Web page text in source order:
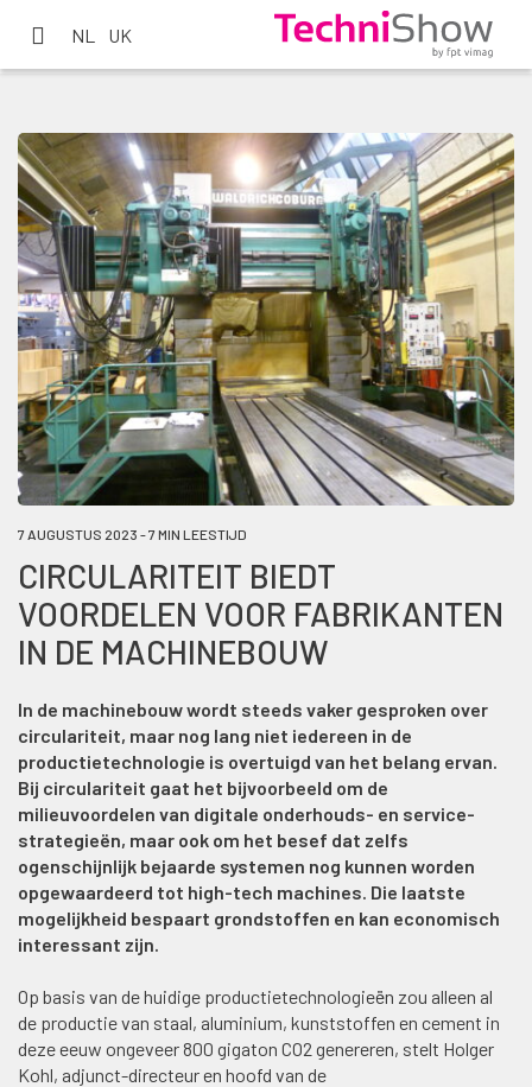
NL UK
7 AUGUSTUS 2023 - 7 MIN LEESTIJD
CIRCULARITEIT BIEDT
VOORDELEN VOOR FABRIKANTEN
IN DE MACHINEBOUW
In de machinebouw wordt steeds vaker gesproken over
circulariteit, maar nog lang niet iedereen in de
productietechnologie is overtuigd van het belang ervan.
Bij circulariteit gaat het bijvoorbeeld om de
milieuvoordelen van digitale onderhouds- en service-
strategieën, maar ook om het besef dat zelfs
ogenschijnlijk bejaarde systemen nog kunnen worden
opgewaardeerd tot high-tech machines. Die laatste
mogelijkheid bespaart grondstoffen en kan economisch
interessant zijn.
Op basis van de huidige productietechnologieën zou alleen al
de productie van staal, aluminium, kunststoffen en cement in
deze eeuw ongeveer 800 gigaton CO2 genereren, stelt Holger
Kohl, adjunct-directeur en hoofd van de